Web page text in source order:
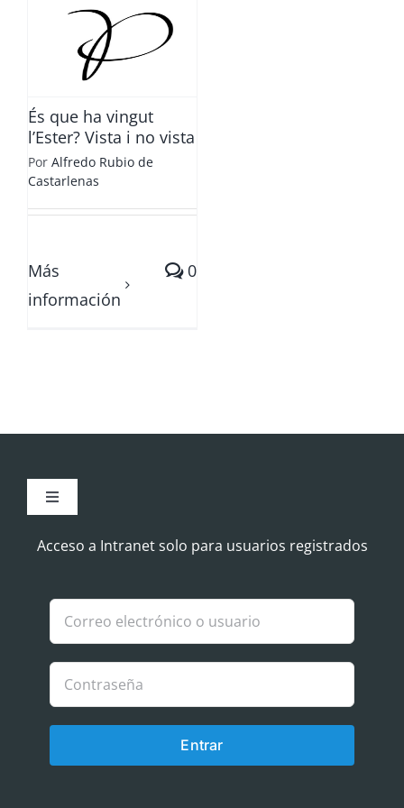
És que ha vingut
l’Ester? Vista i no vista
Por Alfredo Rubio de
Castarlenas
Más
información
0
Toggle
Aviso Legal
Política de Cookies
Política de privacidad
Acceso a Intranet solo para usuarios registrados
Entrar